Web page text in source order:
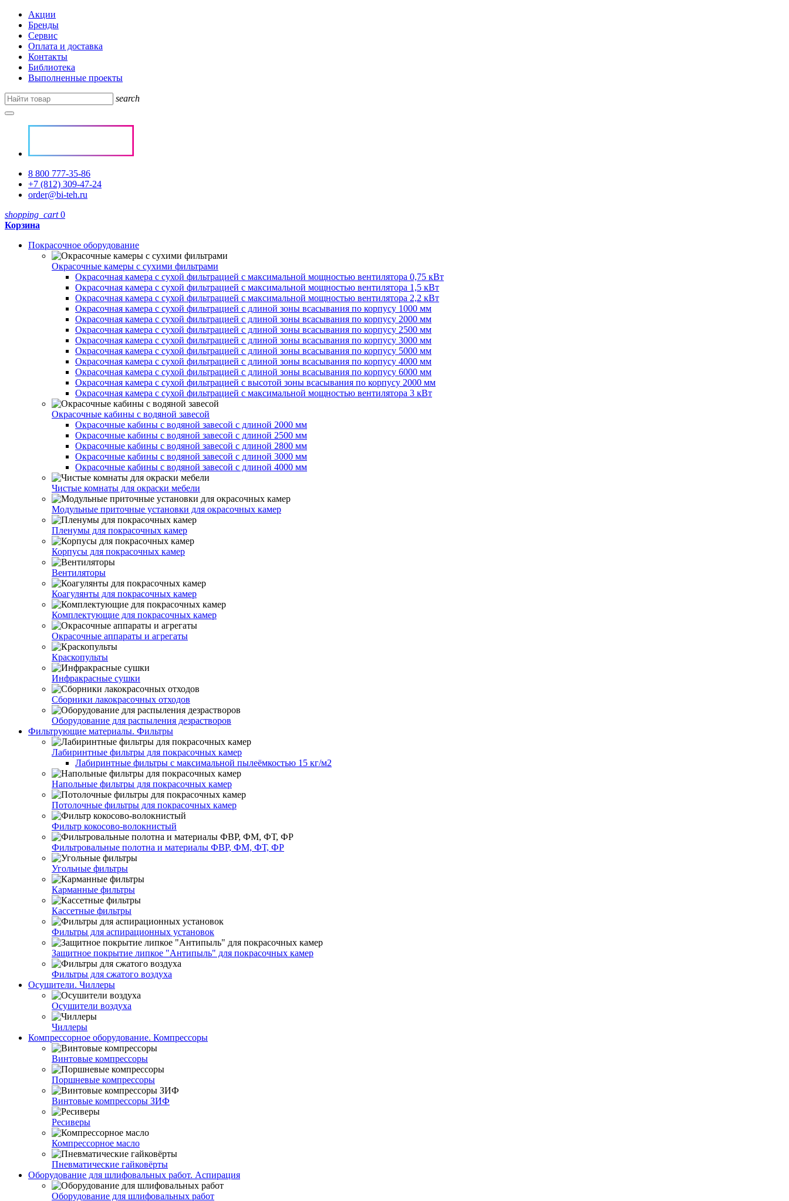
Акции
Бренды
Сервис
Оплата и доставка
Контакты
Библиотека
Выполненные проекты
search
8 800 777-35-86
+7 (812) 309-47-24
order@bi-teh.ru
shopping_cart 0
Корзина
Покрасочное оборудование
Окрасочные камеры с сухими фильтрами
Окрасочная камера с сухой фильтрацией с максимальной мощностью вентилятора 0,75 кВт
Окрасочная камера с сухой фильтрацией с максимальной мощностью вентилятора 1,5 кВт
Окрасочная камера с сухой фильтрацией с максимальной мощностью вентилятора 2,2 кВт
Окрасочная камера с сухой фильтрацией с длиной зоны всасывания по корпусу 1000 мм
Окрасочная камера с сухой фильтрацией с длиной зоны всасывания по корпусу 2000 мм
Окрасочная камера с сухой фильтрацией с длиной зоны всасывания по корпусу 2500 мм
Окрасочная камера с сухой фильтрацией с длиной зоны всасывания по корпусу 3000 мм
Окрасочная камера с сухой фильтрацией с длиной зоны всасывания по корпусу 5000 мм
Окрасочная камера с сухой фильтрацией с длиной зоны всасывания по корпусу 4000 мм
Окрасочная камера с сухой фильтрацией с длиной зоны всасывания по корпусу 6000 мм
Окрасочная камера с сухой фильтрацией с высотой зоны всасывания по корпусу 2000 мм
Окрасочная камера с сухой фильтрацией с максимальной мощностью вентилятора 3 кВт
Окрасочные кабины с водяной завесой
Окрасочные кабины с водяной завесой с длиной 2000 мм
Окрасочные кабины с водяной завесой с длиной 2500 мм
Окрасочные кабины с водяной завесой с длиной 2800 мм
Окрасочные кабины с водяной завесой с длиной 3000 мм
Окрасочные кабины с водяной завесой с длиной 4000 мм
Чистые комнаты для окраски мебели
Модульные приточные установки для окрасочных камер
Пленумы для покрасочных камер
Корпусы для покрасочных камер
Вентиляторы
Коагулянты для покрасочных камер
Комплектующие для покрасочных камер
Окрасочные аппараты и агрегаты
Краскопульты
Инфракрасные сушки
Сборники лакокрасочных отходов
Оборудование для распыления дезрастворов
Фильтрующие материалы. Фильтры
Лабиринтные фильтры для покрасочных камер
Лабиринтные фильтры с максимальной пылеёмкостью 15 кг/м2
Напольные фильтры для покрасочных камер
Потолочные фильтры для покрасочных камер
Фильтр кокосово-волокнистый
Фильтровальные полотна и материалы ФВР, ФМ, ФТ, ФР
Угольные фильтры
Карманные фильтры
Кассетные фильтры
Фильтры для аспирационных установок
Защитное покрытие липкое "Антипыль" для покрасочных камер
Фильтры для сжатого воздуха
Осушители. Чиллеры
Осушители воздуха
Чиллеры
Компрессорное оборудование. Компрессоры
Винтовые компрессоры
Поршневые компрессоры
Винтовые компрессоры ЗИФ
Ресиверы
Компрессорное масло
Пневматические гайковёрты
Оборудование для шлифовальных работ. Аспирация
Оборудование для шлифовальных работ